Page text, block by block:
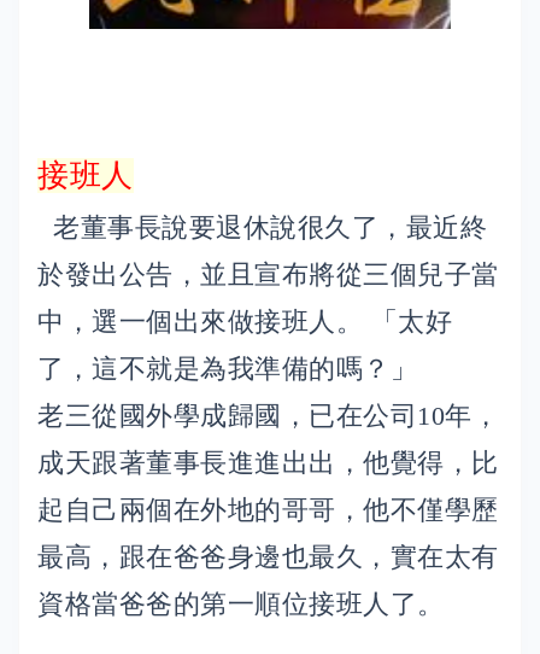
接班人
老董事長說要退休說很久了，最近終
於發出公告，並且宣布將從三個兒子當
中，選一個出來做接班人。 「太好
了，這不就是為我準備的嗎？」
老三從國外學成歸國，已在公司10年，
成天跟著董事長進進出出，他覺得，比
起自己兩個在外地的哥哥，他不僅學歷
最高，跟在爸爸身邊也最久，實在太有
資格當爸爸的第一順位接班人了。